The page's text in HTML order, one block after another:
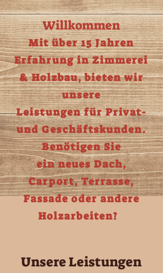
Willkommen
Mit über 15 Jahren
Erfahrung in Zimmerei
& Holzbau, bieten wir
unsere
Leistungen für Privat-
und Geschäftskunden.
Benötigen Sie
ein neues Dach,
Carport, Terrasse,
Fassade oder andere
Holzarbeiten?
Unsere Leistungen